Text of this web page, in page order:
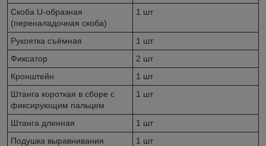
Скоба U-образная
(переналадочная скоба)
1 шт
Рукоятка съёмная
1 шт
Фиксатор
2 шт
Кронштейн
1 шт
Штанга короткая в сборе с
фиксирующим пальцем
1 шт
Штанга длинная
1 шт
Подушка выравнивания
1 шт